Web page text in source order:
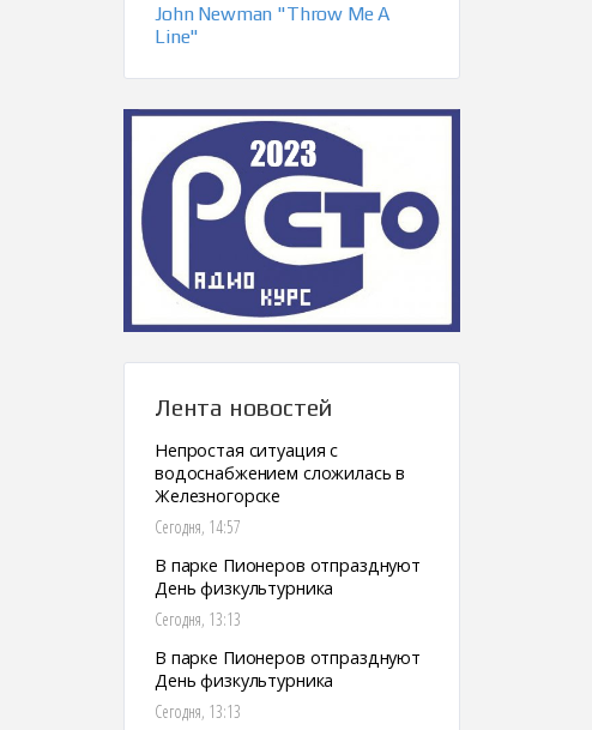
John Newman "Throw Me A
Line"
Лента новостей
Непростая ситуация с
водоснабжением сложилась в
Железногорске
Сегодня, 14:57
В парке Пионеров отпразднуют
День физкультурника
Сегодня, 13:13
В парке Пионеров отпразднуют
День физкультурника
Сегодня, 13:13